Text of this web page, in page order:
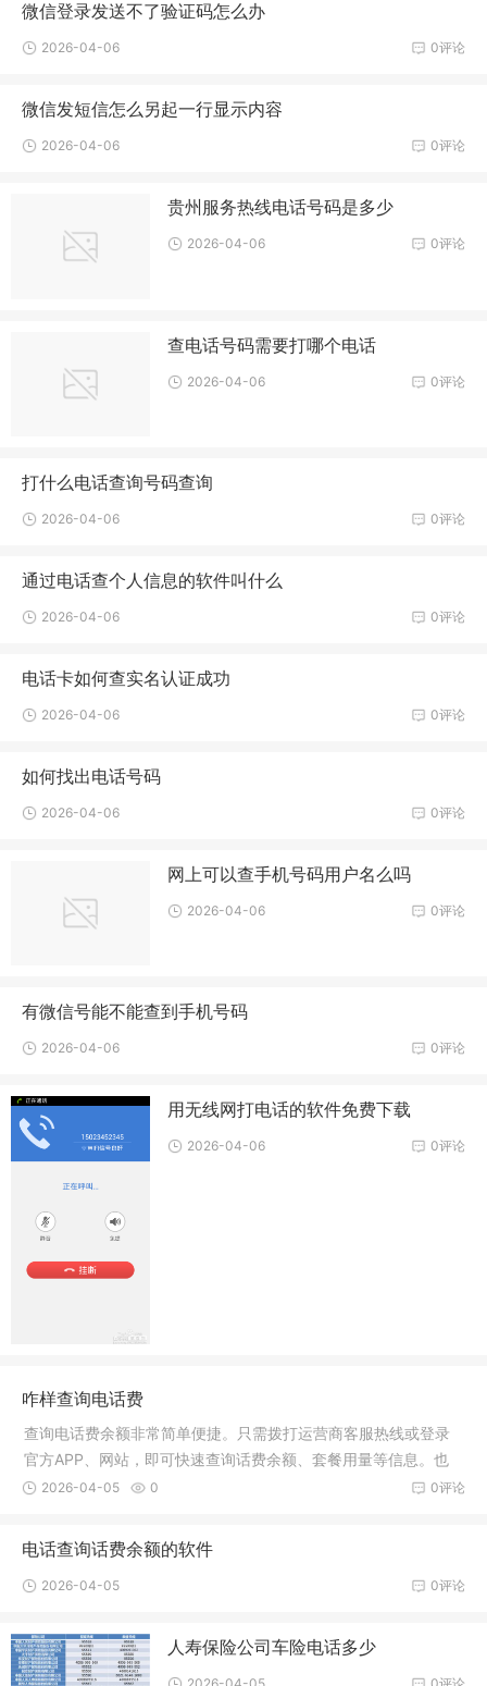
微信登录发送不了验证码怎么办
0评论
2026-04-06
微信发短信怎么另起一行显示内容
0评论
2026-04-06
贵州服务热线电话号码是多少
0评论
2026-04-06
查电话号码需要打哪个电话
0评论
2026-04-06
打什么电话查询号码查询
0评论
2026-04-06
通过电话查个人信息的软件叫什么
0评论
2026-04-06
电话卡如何查实名认证成功
0评论
2026-04-06
如何找出电话号码
0评论
2026-04-06
网上可以查手机号码用户名么吗
0评论
2026-04-06
有微信号能不能查到手机号码
0评论
2026-04-06
用无线网打电话的软件免费下载
0评论
2026-04-06
咋样查询电话费
查询电话费余额非常简单便捷。只需拨打运营商客服热线或登录
官方APP、网站，即可快速查询话费余额、套餐用量等信息。也
可通过短信查询，方便快捷地掌握话费详情。
0评论
2026-04-05 0
电话查询话费余额的软件
0评论
2026-04-05
人寿保险公司车险电话多少